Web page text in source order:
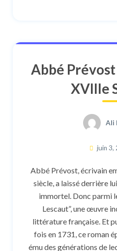
Abbé
XVIIIe
Ali
juin 3,
Abbé Prévost, écrivain
siècle, a laissé derrière
immortel. Donc parmi
Lescaut”, une œuvre
littérature française. Et
fois en 1731, ce roman
ému des générations de